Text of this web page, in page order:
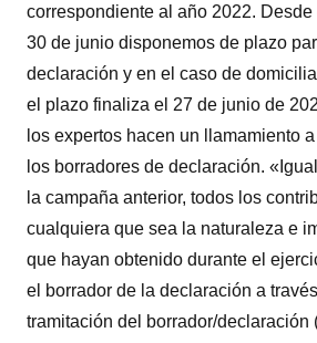
correspondiente al año 2022. Desde
30 de junio disponemos de plazo
declaración y en el caso de
el plazo finaliza el 27 de junio de
los expertos hacen un llamamiento
los borradores de declaración.
la campaña anterior, todos los
cualquiera que sea la naturaleza e
que hayan obtenido durante el
el borrador de la declaración a
tramitación del borrador/declaración